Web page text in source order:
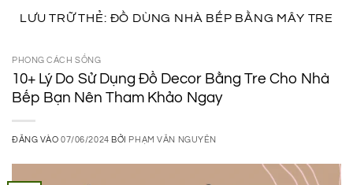
LƯU TRỮ THẺ: ĐỒ DÙNG NHÀ BẾP BẰNG MÂY TRE
PHONG CÁCH SỐNG
10+ Lý Do Sử Dụng Đồ Decor Bằng Tre Cho Nhà
Bếp Bạn Nên Tham Khảo Ngay
ĐĂNG VÀO07/06/2024 BỞI PHẠM VĂN NGUYÊN